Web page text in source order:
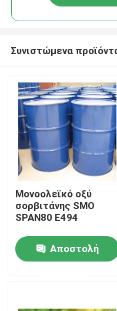
Βίντεο
Συνιστώμενα
Μονοολεϊκό οξύ
σορβιτάνης SMO
SPAN80 E494
Αποστολή